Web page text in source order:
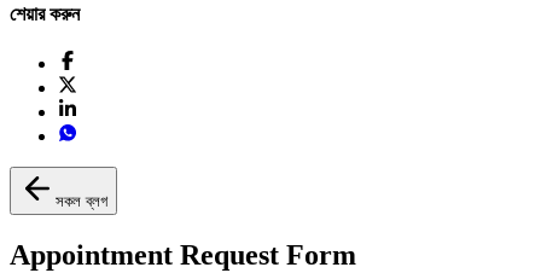
শেয়ার করুন
সকল ব্লগ
Appointment Request Form